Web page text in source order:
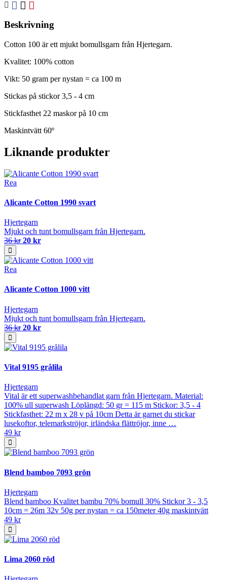
Beskrivning
Cotton 100 är ett mjukt bomullsgarn från Hjertegarn.
Kvalitet: 100% cotton
Vikt: 50 gram per nystan = ca 100 m
Stickas på stickor 3,5 - 4 cm
Stickfasthet 22 maskor på 10 cm
Maskintvätt 60º
Liknande produkter
Rea
Alicante Cotton 1990 svart
Hjertegarn
Mjukt och tunt bomullsgarn från Hjertegarn.
36 kr 20 kr
Rea
Alicante Cotton 1000 vitt
Hjertegarn
Mjukt och tunt bomullsgarn från Hjertegarn.
36 kr 20 kr
Vital 9195 grålila
Hjertegarn
Vital är ett superwashbehandlat garn från Hjertegarn. Material:
100% ull superwash Löplängd: 50 gr = 115 m Stickor: 3,5 - 4
Stickfasthet: 22 m x 28 v på 10cm Detta är garnet du stickar
lusekoftor, telemarkströjor, irländska flättröjor, inne …
49 kr
Blend bamboo 7093 grön
Hjertegarn
Blend bamboo Kvalitet bambu 70% bomull 30% Stickor 3 - 3,5
10cm = 26m 32v 50g per nystan = ca 150meter 40g maskintvätt
49 kr
Lima 2060 röd